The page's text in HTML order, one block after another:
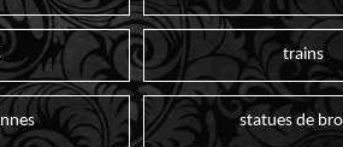
trains
statues de